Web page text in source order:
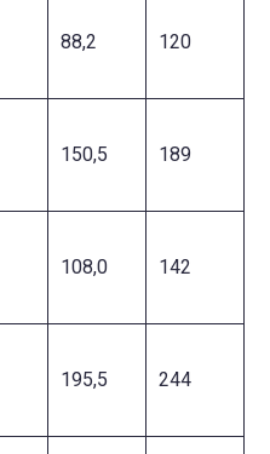
88,2 120
150,5 189
108,0 142
195,5 244